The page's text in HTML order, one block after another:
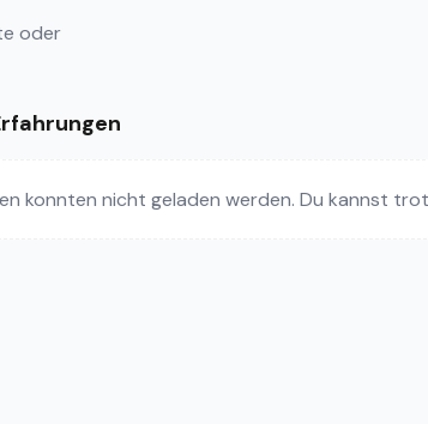
oder
konnten nicht geladen werden. Du kannst